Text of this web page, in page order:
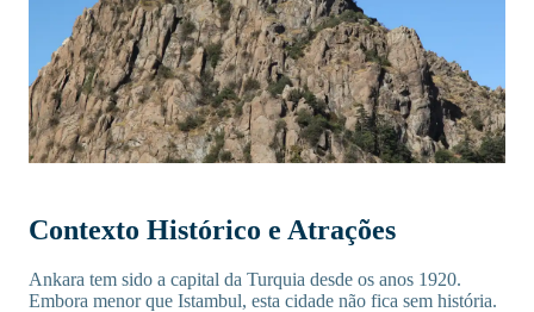
Contexto Histórico e Atrações
Ankara tem sido a capital da Turquia desde os anos 1920.
Embora menor que Istambul, esta cidade não fica sem história.